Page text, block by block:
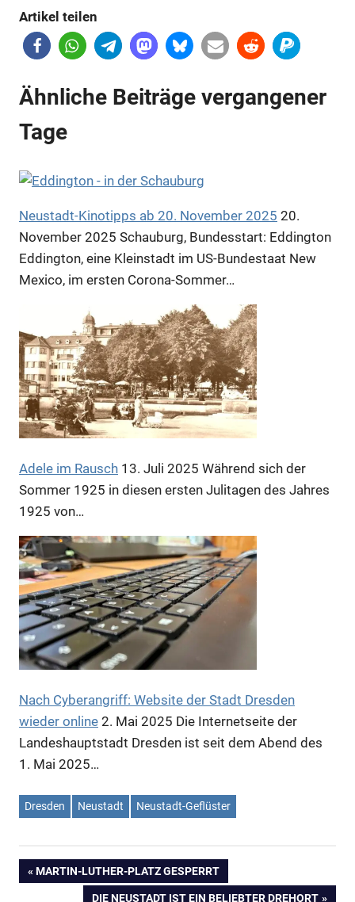
Anzeige
Anzeige
Artikel teilen
Ähnliche Beiträge vergangener
Tage
Neustadt-Kinotipps ab 20. November 2025 20.
November 2025 Schauburg, Bundesstart: Eddington
Eddington, eine Kleinstadt im US-Bundestaat New
Mexico, im ersten Corona-Sommer…
Adele im Rausch 13. Juli 2025 Während sich der
Sommer 1925 in diesen ersten Julitagen des Jahres
1925 von…
Nach Cyberangriff: Website der Stadt Dresden
wieder online 2. Mai 2025 Die Internetseite der
Landeshauptstadt Dresden ist seit dem Abend des
1. Mai 2025…
Dresden Neustadt Neustadt-Geflüster
Beitragsnavigation
VORHERIGER
BEITRAG:
MARTIN-LUTHER-PLATZ GESPERRT
NÄCHSTER
DIE NEUSTADT IST EIN BELIEBTER DREHORT